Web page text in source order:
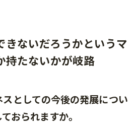
きないだろうかというマ
持たないかが岐路
スとしての今後の発展につい
おられますか。